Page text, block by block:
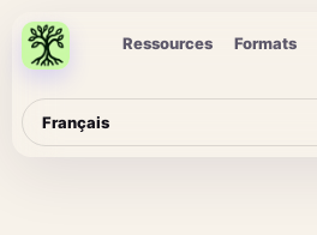
Ressources Formats